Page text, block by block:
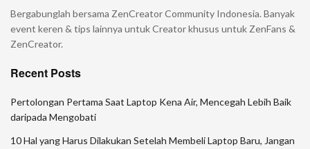
Bergabunglah bersama ZenCreator Community Indonesia. Banyak
event keren & tips lainnya untuk Creator khusus untuk ZenFans &
ZenCreator.
Recent Posts
Pertolongan Pertama Saat Laptop Kena Air, Mencegah Lebih Baik
daripada Mengobati
10 Hal yang Harus Dilakukan Setelah Membeli Laptop Baru, Jangan